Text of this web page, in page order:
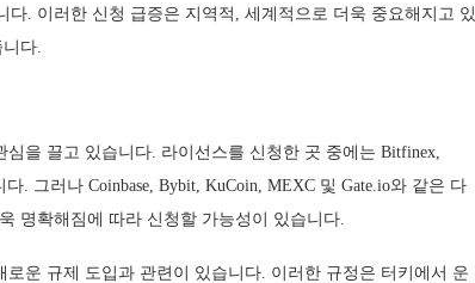
. 이러한 신청 급증은 지역적, 세계적으로 더욱 중요해지고 있
다.
을 끌고 있습니다. 라이선스를 신청한 곳 중에는 Bitfinex,
. 그러나 Coinbase, Bybit, KuCoin, MEXC 및 Gate.io와 같은 다
명확해짐에 따라 신청할 가능성이 있습니다.
운 규제 도입과 관련이 있습니다. 이러한 규정은 터키에서 운